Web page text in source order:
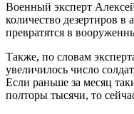
Военный эксперт
количество дезертиров
превратятся в
Также, по словам
увеличилось число
Если раньше за месяц
полторы тысячи, то